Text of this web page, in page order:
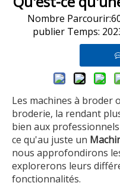
Nombre Parcourir:
publier Temps:
Les machines à broder
broderie, la rendant
bien aux
ce qu'au juste un
nous approfondirons
explorerons leurs
fonctionnalités.